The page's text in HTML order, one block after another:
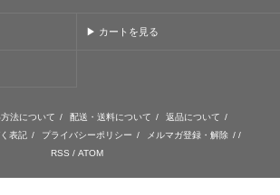
▶ カートを見る
法について / 配送・送料について / 返品について /
表記 / プライバシーポリシー / メルマガ登録・解除 / /
RSS / ATOM